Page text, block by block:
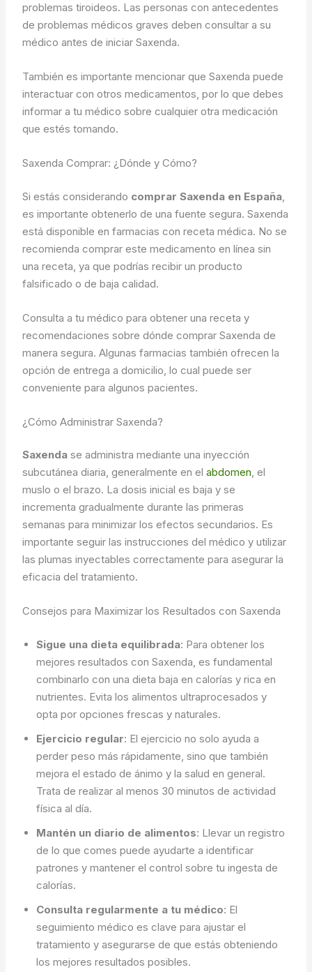
problemas tiroideos. Las personas con antecedentes
de problemas médicos graves deben consultar a su
médico antes de iniciar Saxenda.
También es importante mencionar que Saxenda puede
interactuar con otros medicamentos, por lo que debes
informar a tu médico sobre cualquier otra medicación
que estés tomando.
Saxenda Comprar: ¿Dónde y Cómo?
Si estás considerando comprar Saxenda en España,
es importante obtenerlo de una fuente segura. Saxenda
está disponible en farmacias con receta médica. No se
recomienda comprar este medicamento en línea sin
una receta, ya que podrías recibir un producto
falsificado o de baja calidad.
Consulta a tu médico para obtener una receta y
recomendaciones sobre dónde comprar Saxenda de
manera segura. Algunas farmacias también ofrecen la
opción de entrega a domicilio, lo cual puede ser
conveniente para algunos pacientes.
¿Cómo Administrar Saxenda?
Saxenda se administra mediante una inyección
subcutánea diaria, generalmente en elabdomen, el
muslo o el brazo. La dosis inicial es baja y se
incrementa gradualmente durante las primeras
semanas para minimizar los efectos secundarios. Es
importante seguir las instrucciones del médico y utilizar
las plumas inyectables correctamente para asegurar la
eficacia del tratamiento.
Consejos para Maximizar los Resultados con Saxenda
Sigue una dieta equilibrada: Para obtener los
mejores resultados con Saxenda, es fundamental
combinarlo con una dieta baja en calorías y rica en
nutrientes. Evita los alimentos ultraprocesados y
opta por opciones frescas y naturales.
Ejercicio regular: El ejercicio no solo ayuda a
perder peso más rápidamente, sino que también
mejora el estado de ánimo y la salud en general.
Trata de realizar al menos 30 minutos de actividad
física al día.
Mantén un diario de alimentos: Llevar un registro
de lo que comes puede ayudarte a identificar
patrones y mantener el control sobre tu ingesta de
calorías.
Consulta regularmente a tu médico: El
seguimiento médico es clave para ajustar el
tratamiento y asegurarse de que estás obteniendo
los mejores resultados posibles.